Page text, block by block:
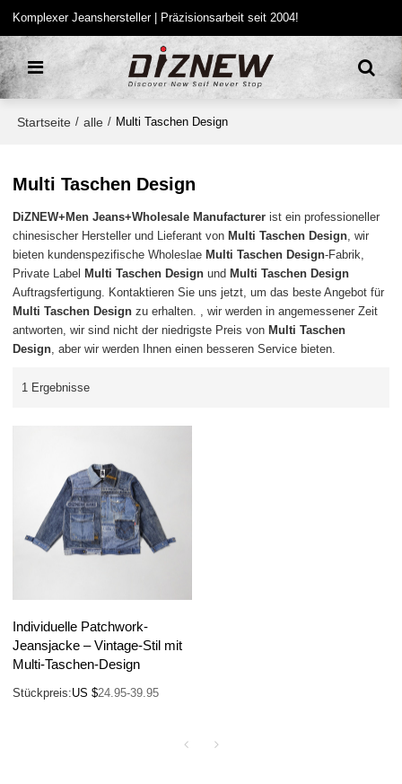
Komplexer Jeanshersteller | Präzisionsarbeit seit 2004!
Startseite / alle / Multi Taschen Design
Multi Taschen Design
DiZNEW+Men Jeans+Wholesale Manufacturer ist ein professioneller
chinesischer Hersteller und Lieferant von Multi Taschen Design, wir
bieten kundenspezifische Wholeslae Multi Taschen Design-Fabrik,
Private Label Multi Taschen Design und Multi Taschen Design
Auftragsfertigung. Kontaktieren Sie uns jetzt, um das beste Angebot für
Multi Taschen Design zu erhalten. , wir werden in angemessener Zeit
antworten, wir sind nicht der niedrigste Preis von Multi Taschen
Design, aber wir werden Ihnen einen besseren Service bieten.
1 Ergebnisse
Individuelle Patchwork-
Jeansjacke – Vintage-Stil mit
Multi-Taschen-Design
Stückpreis:US $24.95-39.95